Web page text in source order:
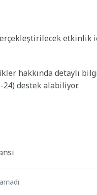
etkinlik
hakkında detaylı
destek alabiliyor.